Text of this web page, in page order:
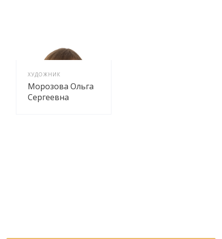
ХУДОЖНИК
Морозова Ольга
Сергеевна